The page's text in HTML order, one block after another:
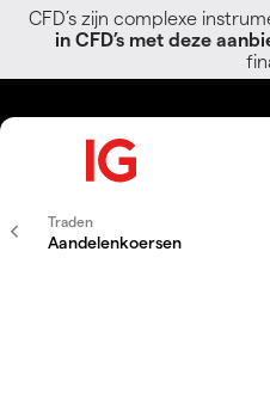
CFD’s zijn complexe
in CFD’s met deze
Traden
Aandelenkoersen